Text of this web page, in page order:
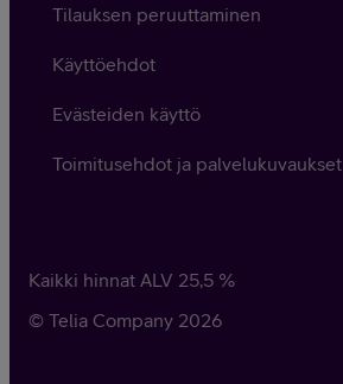
Tilauksen peruuttaminen
Käyttöehdot
Evästeiden käyttö
Toimitusehdot ja palvelukuvaukset
Kaikki hinnat ALV 25,5 %
© Telia Company 2026